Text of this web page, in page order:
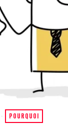
· POURQUOI